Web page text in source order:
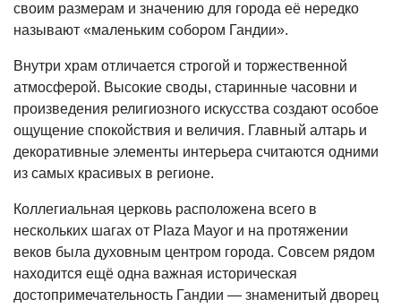
своим размерам и значению для города её нередко
называют «маленьким собором Гандии».
Внутри храм отличается строгой и торжественной
атмосферой. Высокие своды, старинные часовни и
произведения религиозного искусства создают особое
ощущение спокойствия и величия. Главный алтарь и
декоративные элементы интерьера считаются одними
из самых красивых в регионе.
Коллегиальная церковь расположена всего в
нескольких шагах от Plaza Mayor и на протяжении
веков была духовным центром города. Совсем рядом
находится ещё одна важная историческая
достопримечательность Гандии — знаменитый дворец